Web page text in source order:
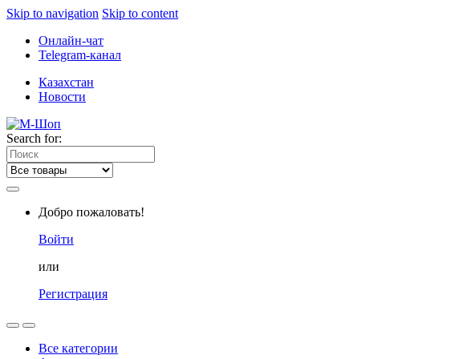
Skip to navigation Skip to content
Онлайн-чат
Telegram-канал
Казахстан
Новости
Search for:
Добро пожаловать!
Войти
или
Регистрация
Все категории